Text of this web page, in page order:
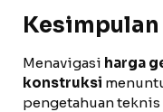
Kesimpulan
Menavigasi harga
konstruksi
pengetahuan teknis